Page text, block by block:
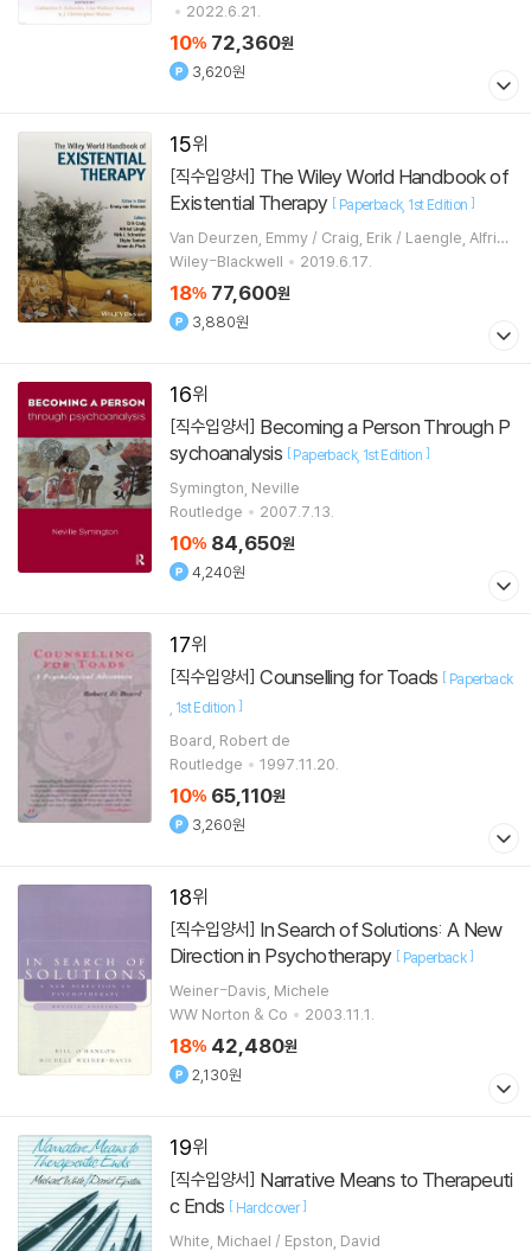
2022.6.21.
10% 72,360원
3,620원
15
[직수입양서]
Existential Therapy [ Paperback 1st Edition ]
Van Deurzen, Emmy / Craig, Erik / Laengle, Alfrie
d
Wiley-Blackwell 2019.6.17.
18% 77,600원
3,880원
16
[직수입양서]
sychoanalysis [Paperback 1st Edition ]
Symington, Neville
Routledge
2007.7.13.
10% 84,650원
4,240원
17
[직수입양서] Counselling for Toads [ Paperback
1st Edition ]
Board, Robert de
Routledge
1997.11.20.
10% 65,110원
3,260원
18
[직수입양서]
Direction in Psychotherapy [ Paperback]
Weiner-Davis, Michele
WW Norton & Co
2003.11.1.
18% 42,480원
2,130원
19
[직수입양서]
c Ends [ Hardcover]
White, Michael / Epston, David